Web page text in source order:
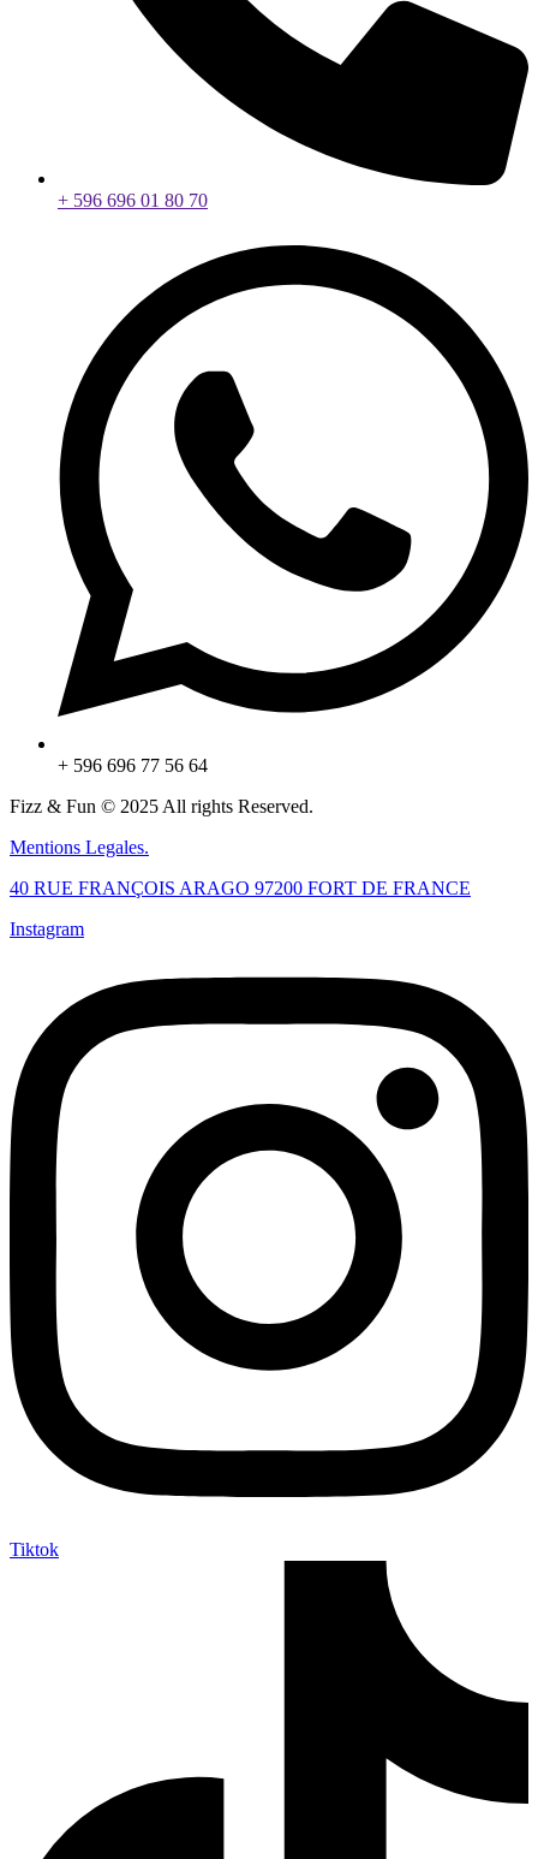
+ 596 696 01 80 70
+ 596 696 77 56 64
Fizz & Fun © 2025 All rights Reserved.
Mentions Legales.
40 RUE FRANÇOIS ARAGO 97200 FORT DE FRANCE
Instagram
Tiktok